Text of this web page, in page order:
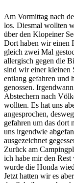
Am Vormittag nach
los. Diesmal wollten
über den Klopeiner
Dort haben wir einen
gleich zwei Mal
allergisch gegen die
sind wir einer kleinen
entlang gefahren und
genossen.
Abstechern nach
wollten. Es hat uns
angesprochen,
gefahren um das dort
uns irgendwie
ausgezeichnet
Zurück am
ich habe mir den Rest
wurde die Honda
Jetzt hatten wir es